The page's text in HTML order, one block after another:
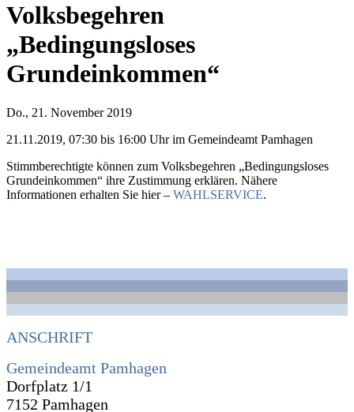
Volksbegehren
„Bedingungsloses
Grundeinkommen“
Do., 21. November 2019
21.11.2019, 07:30 bis 16:00 Uhr im Gemeindeamt Pamhagen
Stimmberechtigte können zum Volksbegehren „Bedingungsloses
Grundeinkommen“ ihre Zustimmung erklären. Nähere
Informationen erhalten Sie hier – WAHLSERVICE.
ANSCHRIFT
Gemeindeamt Pamhagen
Dorfplatz 1/1
7152 Pamhagen